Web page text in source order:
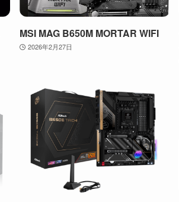
MSI MAG B650M MORTAR WIFI
2026年2月27日